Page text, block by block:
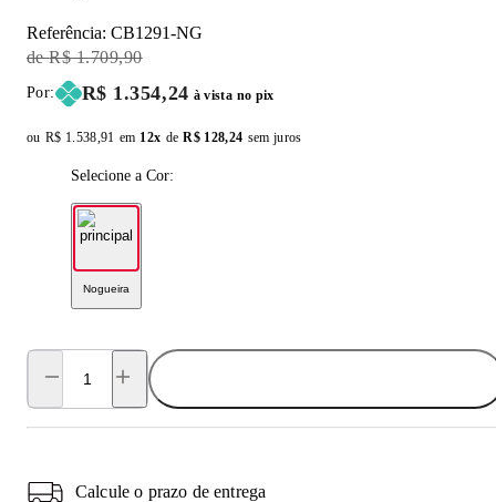
Referência: CB1291-NG
Original Price:
R$ 1.709,90
Por: Price:
R$ 1.354,24 à vista no pix
ou Original price:
R$ 1.538,91 em 12x de Installment price:
R$ 128,24 sem juros
Selecione a Cor:
Nogueira
Calcule o prazo de entrega